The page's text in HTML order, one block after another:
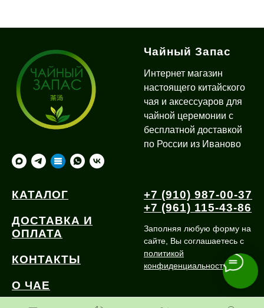
Чайный Запас
Интернет магазин
настоящего китайского
чая и аксессуаров для
чайной церемонии с
бесплатной доставкой
по России из Иваново
КАТАЛОГ
ДОСТАВКА И
ОПЛАТА
КОНТАКТЫ
О ЧАЕ
+7 (910) 987-00-37
+7 (961) 115-43-86
Заполняя любую форму на
сайте, Вы соглашаетесь с
политикой
конфиденциальности